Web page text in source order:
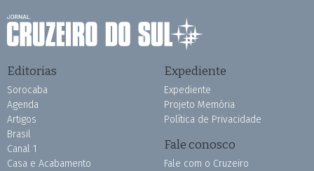
Editorias
Sorocaba
Agenda
Artigos
Brasil
Canal 1
Casa e Acabamento
Expediente
Expediente
Projeto Memória
Política de Privacidade
Fale conosco
Fale com o Cruzeiro